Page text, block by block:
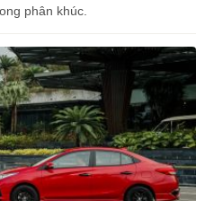
phân khúc.